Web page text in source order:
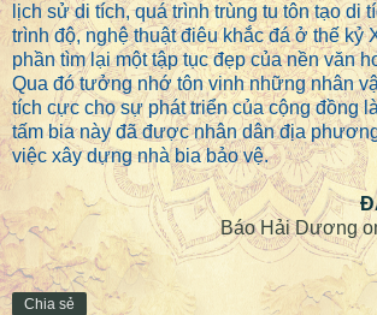
lịch sử di tích, quá trình trùng tu tôn tạo di
trình độ, nghệ thuật điêu khắc đá ở thế kỷ
phần tìm lại một tập tục đẹp của nền văn
Qua đó tưởng nhớ tôn vinh những nhân
tích cực cho sự phát triển của cộng đồng
tấm bia này đã được nhân dân địa
việc xây dựng nhà bia bảo vệ.
Báo Hải Dương
Chia sẻ